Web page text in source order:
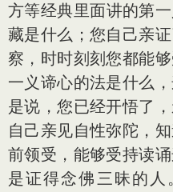
方等经典里面讲的第
藏是什么；您自己亲
察，时时刻刻您都能
一义谛心的法是什么
是说，您已经开悟了
自己亲见自性弥陀，
前领受，能够受持读
是证得念佛三昧的人